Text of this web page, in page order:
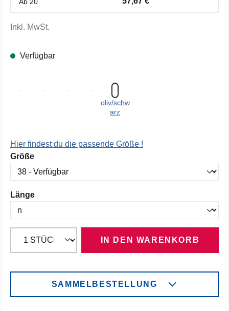
Inkl. MwSt.
Verfügbar
oliv/schw
arz
Hier findest du die passende Größe !
Größeauswählen
Längeauswählen
IN DEN WARENKORB
SAMMELBESTELLUNG